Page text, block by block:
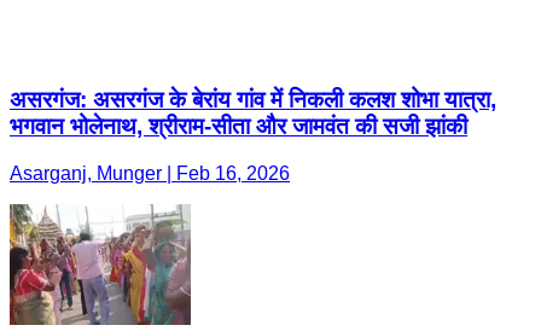
असरगंज: असरगंज के बेरांय गांव में निकली कलश शोभा यात्रा,
भगवान भोलेनाथ, श्रीराम-सीता और जामवंत की सजी झांकी
Asarganj, Munger | Feb 16, 2026